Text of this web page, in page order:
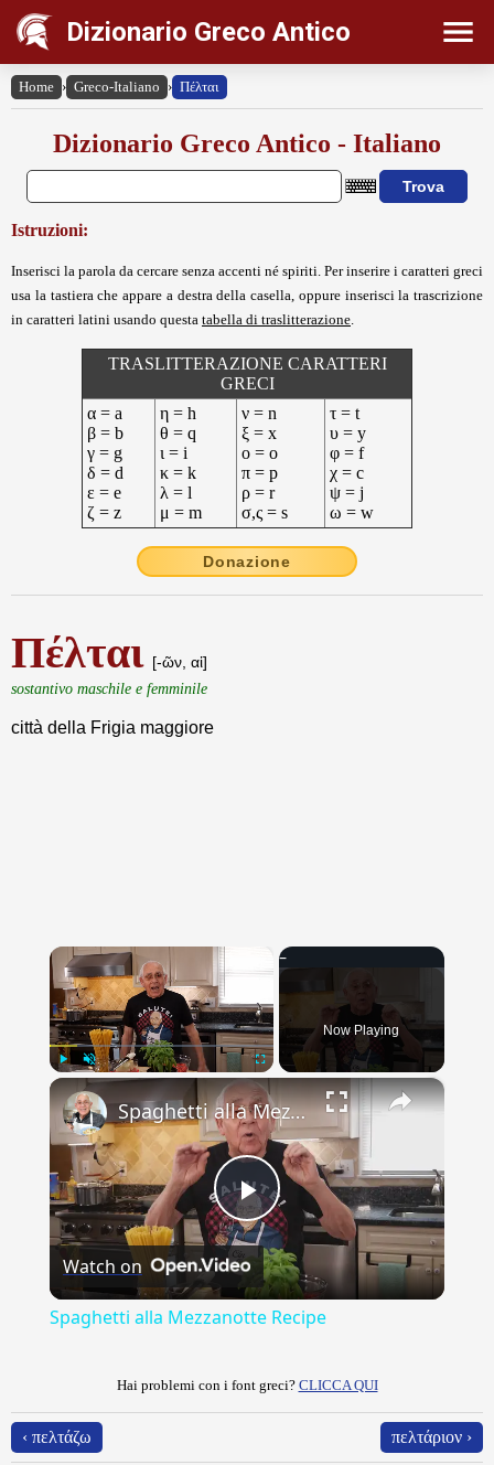
Dizionario Greco Antico
Home › Greco-Italiano › Πέλται
Dizionario Greco Antico - Italiano
Istruzioni:
Inserisci la parola da cercare senza accenti né spiriti. Per inserire i caratteri greci
usa la tastiera che appare a destra della casella, oppure inserisci la trascrizione
in caratteri latini usando questa tabella di traslitterazione
TRASLITTERAZIONE CARATTERI
GRECI
α = a
β = b
γ = g
δ = d
ε = e
ζ = z
η = h
θ = q
ι = i
κ = k
λ = l
μ = m
ν = n
ξ = x
ο = o
π = p
ρ = r
σ,ς = s
τ = t
υ = y
φ = f
χ = c
ψ = j
ω = w
Donazione
Πέλται [-ῶν, αἱ]
sostantivo maschile e femminile
città della Frigia maggiore
Unmute
Now Playing
×
Play
Video
Spaghetti alla Mezzanotte Recipe
Watch on
Spaghetti alla Mezzanotte Recipe
Hai problemi con i font greci? CLICCA QUI
‹ πελτάζω πελτάριον ›